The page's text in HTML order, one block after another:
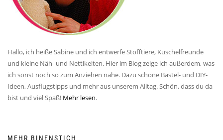
Hallo, ich heiße Sabine und ich entwerfe Stofftiere, Kuschelfreunde
und kleine Näh- und Nettikeiten. Hier im Blog zeige ich außerdem, was
ich sonst noch so zum Anziehen nähe. Dazu schöne Bastel- und DIY-
Ideen, Ausflugstipps und mehr aus unserem Alltag. Schön, dass du da
bist und viel Spaß! Mehr lesen.
MEHR BINENSTICH